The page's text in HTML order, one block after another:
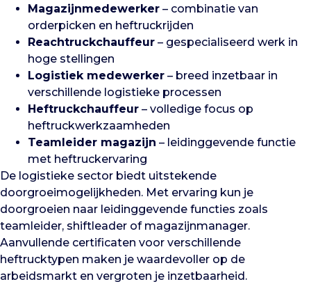
Magazijnmedewerker – combinatie van
orderpicken en heftruckrijden
Reachtruckchauffeur – gespecialiseerd werk in
hoge stellingen
Logistiek medewerker – breed inzetbaar in
verschillende logistieke processen
Heftruckchauffeur – volledige focus op
heftruckwerkzaamheden
Teamleider magazijn – leidinggevende functie
met heftruckervaring
De logistieke sector biedt uitstekende
doorgroeimogelijkheden. Met ervaring kun je
doorgroeien naar leidinggevende functies zoals
teamleider, shiftleader of magazijnmanager.
Aanvullende certificaten voor verschillende
heftrucktypen maken je waardevoller op de
arbeidsmarkt en vergroten je inzetbaarheid.